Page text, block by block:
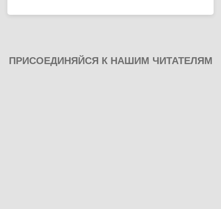
ПРИСОЕДИНЯЙСЯ К НАШИМ ЧИТАТЕЛЯМ